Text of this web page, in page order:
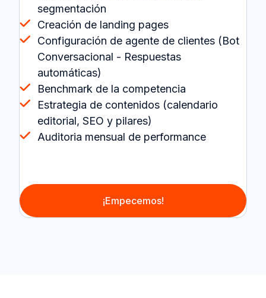
segmentación
Creación de landing pages
Configuración de agente de clientes (Bot
Conversacional - Respuestas
automáticas)
Benchmark de la competencia
Estrategia de contenidos (calendario
editorial, SEO y pilares)
Auditoria mensual de performance
¡Empecemos!